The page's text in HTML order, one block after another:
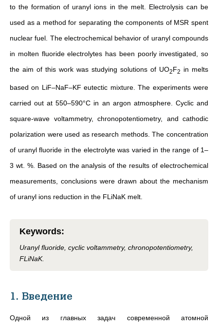
to the formation of uranyl ions in the melt. Electrolysis can be
used as a method for separating the components of MSR spent
nuclear fuel. The electrochemical behavior of uranyl compounds
in molten fluoride electrolytes has been poorly investigated, so
the aim of this work was studying solutions of UO2F2 in melts
based on LiF–NaF–KF eutectic mixture. The experiments were
carried out at 550–590°C in an argon atmosphere. Cyclic and
square-wave voltammetry, chronopotentiometry, and cathodic
polarization were used as research methods. The concentration
of uranyl fluoride in the electrolyte was varied in the range of 1–
3 wt. %. Based on the analysis of the results of electrochemical
measurements, conclusions were drawn about the mechanism
of uranyl ions reduction in the FLiNaK melt.
Keywords:
Uranyl fluoride, cyclic voltammetry, chronopotentiometry,
FLiNaK.
1. Введение
Одной из главных задач современной атомной